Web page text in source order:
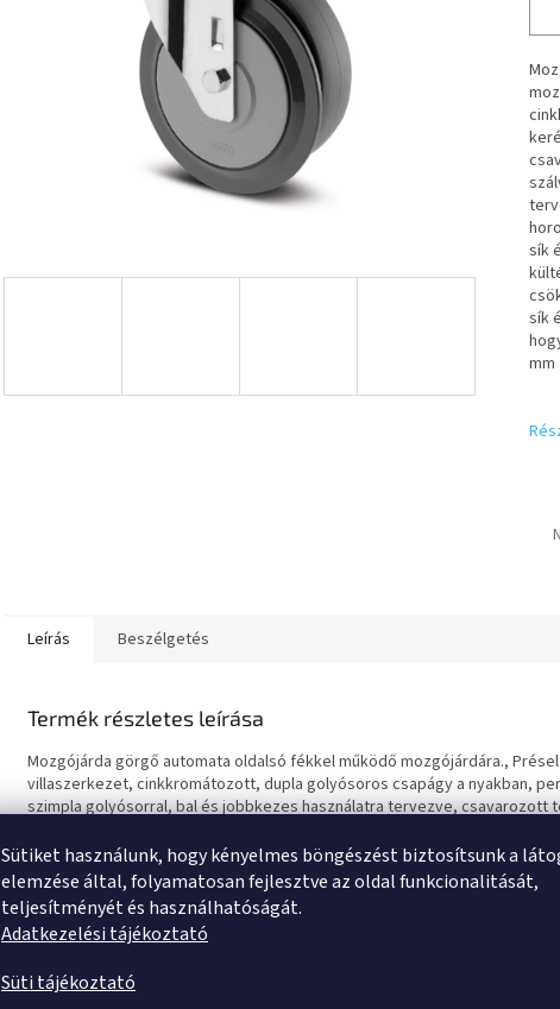
Sütiket használunk, hogy kényelmes böngészést biztosítsunk a
elemzése által, folyamatosan fejlesztve az oldal funkcionalitását,
teljesítményét és használhatóságát.
Adatkezelési tájékoztató
Süti tájékoztató
sík
sík
mm
Leírás Beszélgetés
Termék részletes leírása
Mozgójárda görgő automata oldalsó fékkel működő mozgójárdára.,
villaszerkezet, cinkkromátozott, dupla golyósoros csapágy a nyakban,
szimpla golyósorral, bal és jobbkezes használatra tervezve, csavarozott
méretekhez tervezve: nyomtáv kb. 2,75 mm, horonyszélesség: kb. 5,7
horonymélység > 10 mm. Tanács: Teherbírás 100 kg. görgőnként sík és
kg. mozgójárdán. Egyenetlen talajon és kültéri használata (küszöbök,
aknafedelek stb.) csökkenthetik a görgő élettartamát. Teherbírás 80 kg.
szilárd talajon, 40 kg. mozgójárdán. Kérjük, figyeljenek arra, hogy az EN1929